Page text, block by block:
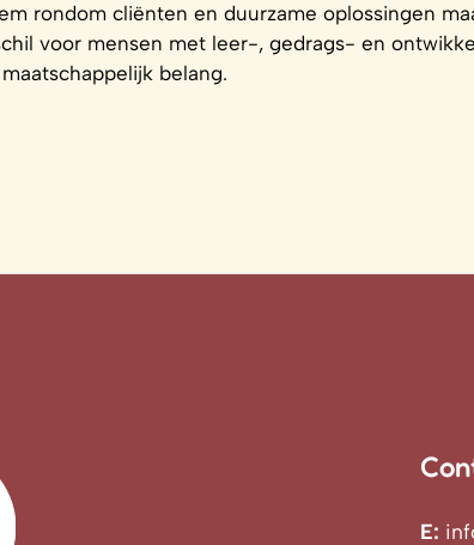
rondom cliënten en duurzame oplossingen
voor mensen met leer-, gedrags- en
belang.
E: